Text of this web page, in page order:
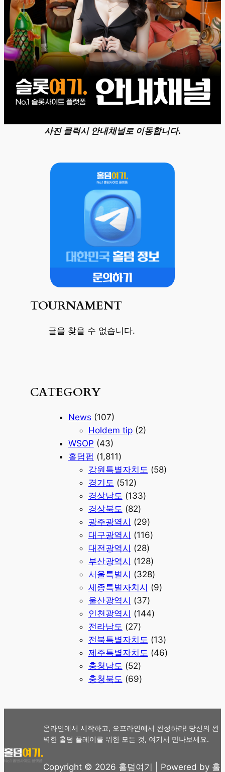
사진 클릭시 안내채널로 이동합니다.
TOURNAMENT
글을 찾을 수 없습니다.
CATEGORY
News (107)
Holdem tip(2)
WSOP (43)
홀덤펍 (1,811)
강원특별자치도 (58)
경기도 (512)
경상남도 (133)
경상북도 (82)
광주광역시 (29)
대구광역시 (116)
대전광역시 (28)
부산광역시 (128)
서울특별시 (328)
세종특별자치시 (9)
울산광역시 (37)
인천광역시 (144)
전라남도 (27)
전북특별자치도 (13)
제주특별자치도 (46)
충청남도 (52)
충청북도 (69)
온라인에서 시작하고, 오프라인에서 완성하라! 당신의 완
벽한 홀덤 플레이를 위한 모든 것, 여기서 만나보세요.
Copyright © 2026 홀덤여기 | Powered by 홀